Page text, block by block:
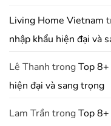
Living Home Vietnam
nhập khẩu hiện đại và
Lê Thanh trongTop
hiện đại và sang trọng
Lam Trần trongTop